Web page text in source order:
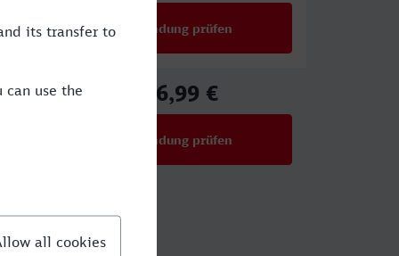
Verbindung prüfen
56,99 €
Verbindung prüfen